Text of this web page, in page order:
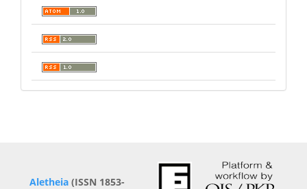
Aletheia (ISSN 1853-